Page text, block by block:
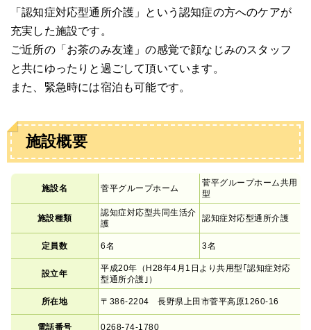
「認知症対応型通所介護」という認知症の方へのケアが
充実した施設です。
ご近所の「お茶のみ友達」の感覚で顔なじみのスタッフ
と共にゆったりと過ごして頂いています。
また、緊急時には宿泊も可能です。
施設概要
施設名 菅平グループホーム
菅平グループホーム共用
型
施設種類
認知症対応型共同生活介
護
認知症対応型通所介護
定員数 6名 3名
設立年
平成20年（H28年4月1日より共用型｢認知症対応
型通所介護｣）
所在地 〒386-2204 長野県上田市菅平高原1260-16
電話番号 0268-74-1780